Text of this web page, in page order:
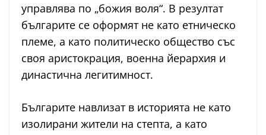
управлява по „божия воля“. В резултат
българите се оформят не като етническо
племе, а като политическо общество със
своя аристокрация, военна йерархия и
династична легитимност.
Българите навлизат в историята не като
изолирани жители на степта, а като